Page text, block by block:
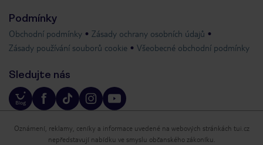
Podmínky
Obchodní podmínky
Zásady ochrany osobních údajů
Zásady používání souborů cookie
Všeobecné obchodní podmínky
Sledujte nás
Oznámení, reklamy, ceníky a informace uvedené na webových stránkách tui.cz
nepředstavují nabídku ve smyslu občanského zákoníku.